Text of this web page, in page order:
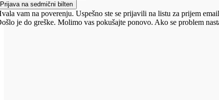
Prijava na sedmični bilten
vam na poverenju. Uspešno ste se prijavili na listu za prijem
je do greške. Molimo vas pokušajte ponovo. Ako se problem